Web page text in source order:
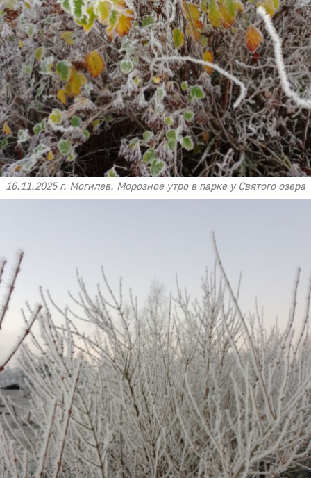
16.11.2025 г. Могилев. Морозное утро в парке у Святого озера